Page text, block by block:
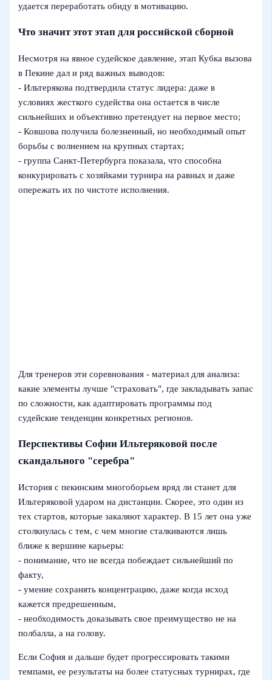
удается переработать обиду в мотивацию.
Что значит этот этап для российской сборной
Несмотря на явное судейское давление, этап Кубка вызова
в Пекине дал и ряд важных выводов:
- Ильтерякова подтвердила статус лидера: даже в
условиях жесткого судейства она остается в числе
сильнейших и объективно претендует на первое место;
- Ковшова получила болезненный, но необходимый опыт
борьбы с волнением на крупных стартах;
- группа Санкт-Петербурга показала, что способна
конкурировать с хозяйками турнира на равных и даже
опережать их по чистоте исполнения.
Для тренеров эти соревнования - материал для анализа:
какие элементы лучше "страховать", где закладывать запас
по сложности, как адаптировать программы под
судейские тенденции конкретных регионов.
Перспективы Софии Ильтеряковой после
скандального "серебра"
История с пекинским многоборьем вряд ли станет для
Ильтеряковой ударом на дистанции. Скорее, это один из
тех стартов, которые закаляют характер. В 15 лет она уже
столкнулась с тем, с чем многие сталкиваются лишь
ближе к вершине карьеры:
- понимание, что не всегда побеждает сильнейший по
факту,
- умение сохранять концентрацию, даже когда исход
кажется предрешенным,
- необходимость доказывать свое преимущество не на
полбалла, а на голову.
Если София и дальше будет прогрессировать такими
темпами, ее результаты на более статусных турнирах, где